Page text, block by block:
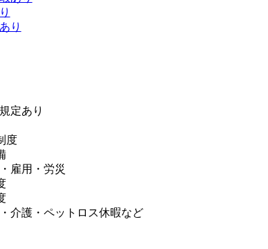
り
定あり
度
雇用・労災
介護・ペットロス休暇など